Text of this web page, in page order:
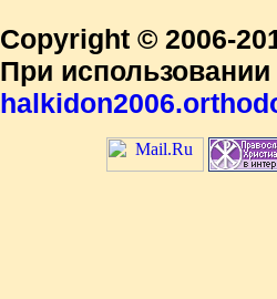
Copyright © 2006-
При